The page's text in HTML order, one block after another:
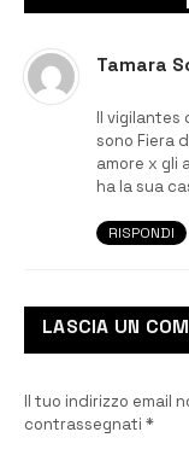
Tamara
Il vigilantes
sono Fiera
amore x gli
ha la sua
RISPONDI
LASCIA UN
Il tuo indirizzo email
contrassegnati *